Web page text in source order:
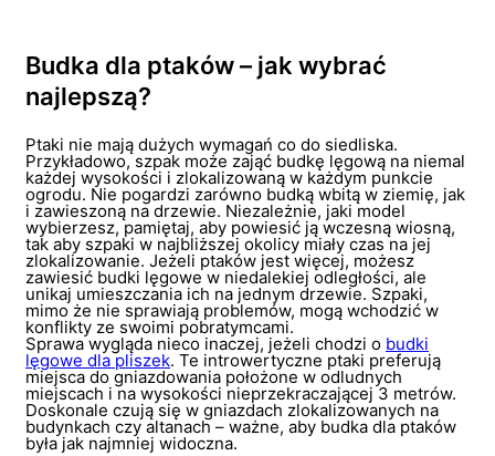
Budka dla ptaków – jak wybrać
najlepszą?
Ptaki nie mają dużych wymagań co do siedliska.
Przykładowo, szpak może zająć budkę lęgową na niemal
każdej wysokości i zlokalizowaną w każdym punkcie
ogrodu. Nie pogardzi zarówno budką wbitą w ziemię, jak
i zawieszoną na drzewie. Niezależnie, jaki model
wybierzesz, pamiętaj, aby powiesić ją wczesną wiosną,
tak aby szpaki w najbliższej okolicy miały czas na jej
zlokalizowanie. Jeżeli ptaków jest więcej, możesz
zawiesić budki lęgowe w niedalekiej odległości, ale
unikaj umieszczania ich na jednym drzewie. Szpaki,
mimo że nie sprawiają problemów, mogą wchodzić w
konflikty ze swoimi pobratymcami.
Sprawa wygląda nieco inaczej, jeżeli chodzi o budki
lęgowe dla pliszek. Te introwertyczne ptaki preferują
miejsca do gniazdowania położone w odludnych
miejscach i na wysokości nieprzekraczającej 3 metrów.
Doskonale czują się w gniazdach zlokalizowanych na
budynkach czy altanach – ważne, aby budka dla ptaków
była jak najmniej widoczna.